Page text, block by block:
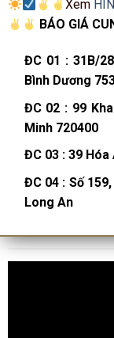
Xem
BÁO GIÁ
ĐC 01 :31B/
Bình Dương
ĐC 02 : 99
Minh 720400
ĐC 03 :39 Hóa
ĐC 04 : Số
Long An